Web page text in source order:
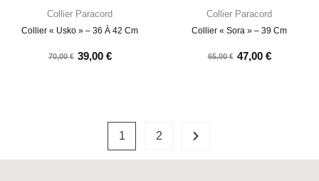
Collier Paracord
Collier « Usko » – 36 À 42 Cm
70,00€ 39,00 €
Collier Paracord
Collier « Sora » – 39 Cm
65,00€ 47,00 €
1 2